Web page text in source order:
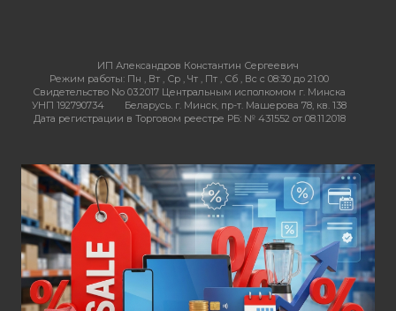
ИП Александров Константин Сергеевич
Режим работы: Пн , Вт , Ср , Чт , Пт , Сб , Вс c 08:30 до 21:00
Свидетельство No 03.2017 Центральным исполкомом г. Минска
УНП 192790734
Беларусь. г. Минск, пр-т. Машерова 78, кв. 138
Дата регистрации в Торговом реестре РБ: № 431552 от 08.11.2018